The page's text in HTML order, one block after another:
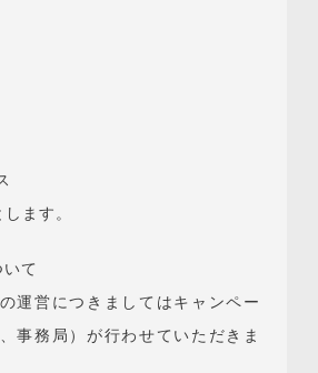
ます。
て
運営につきましてはキャンペー
事務局）が行わせていただきま